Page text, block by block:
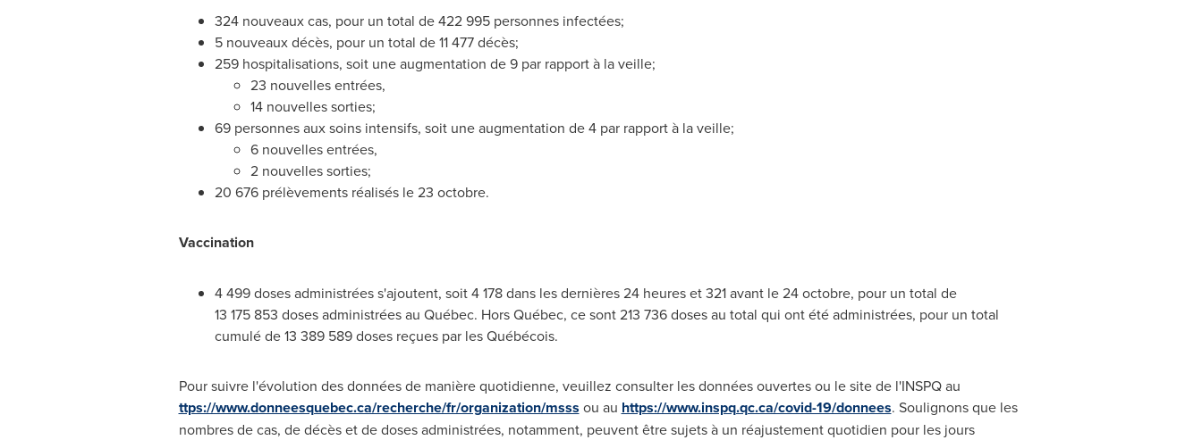
324 nouveaux cas, pour un total de 422 995 personnes infectées;
5 nouveaux décès, pour un total de 11 477 décès;
259 hospitalisations, soit une augmentation de 9 par rapport à la veille;
23 nouvelles entrées,
14 nouvelles sorties;
69 personnes aux soins intensifs, soit une augmentation de 4 par rapport à la veille;
6 nouvelles entrées,
2 nouvelles sorties;
20 676 prélèvements réalisés le 23 octobre.
Vaccination
4 499 doses administrées s'ajoutent, soit 4 178 dans les dernières 24 heures et 321 avant le 24 octobre, pour un total de
13 175 853 doses administrées au Québec. Hors Québec, ce sont 213 736 doses au total qui ont été administrées, pour un total
cumulé de 13 389 589 doses reçues par les Québécois.
Pour suivre l'évolution des données de manière quotidienne, veuillez consulter les données ouvertes ou le site de l'INSPQ au
ttps://www.donneesquebec.ca/recherche/fr/organization/msss ou au https://www.inspq.qc.ca/covid-19/donnees. Soulignons que les
nombres de cas, de décès et de doses administrées, notamment, peuvent être sujets à un réajustement quotidien pour les jours